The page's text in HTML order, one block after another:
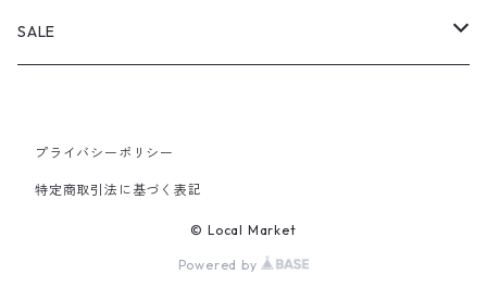
PANTS
SALE
PANTS
プライバシーポリシー
特定商取引法に基づく表記
© Local Market
Powered by